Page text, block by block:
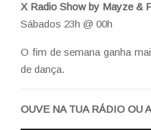
X Radio Show by Mayze &
Sábados 23h @ 00h
O fim de semana ganha
de dança.
OUVE NA TUA RÁDIO OU